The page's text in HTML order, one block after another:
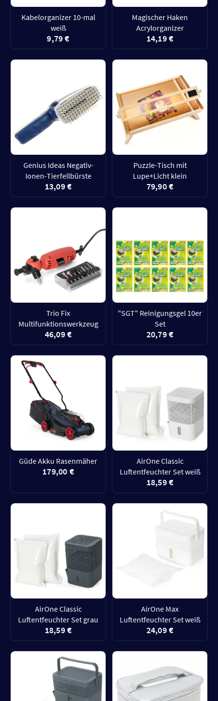
Kabelorganizer 10-mal
weiß
9,79 €
Magischer Haken
Acrylorganizer
14,19 €
Genius Ideas Negativ-
Ionen-Tierfellbürste
13,09 €
Puzzle-Tisch mit
Lupe+Licht klein
79,90 €
Trio Fix
Multifunktionswerkzeug
46,09 €
"SGT" Reinigungsgel 10er
Set
20,79 €
Güde Akku Rasenmäher
179,00 €
AirOne Classic
Luftentfeuchter Set weiß
18,59 €
AirOne Classic
Luftentfeuchter Set grau
18,59 €
AirOne Max
Luftentfeuchter Set weiß
24,09 €